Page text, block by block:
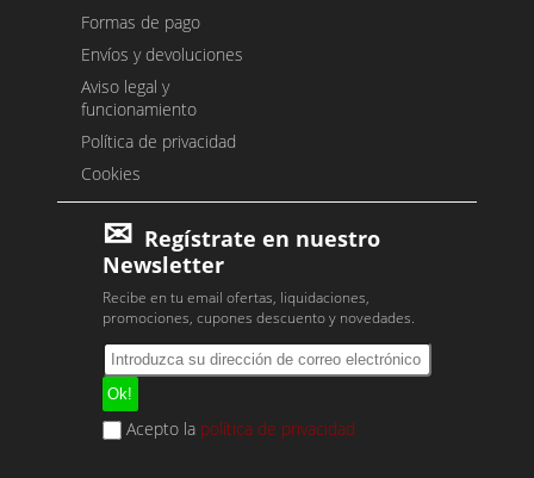
Formas de pago
Envíos y devoluciones
Aviso legal y
funcionamiento
Política de privacidad
Cookies
Regístrate en nuestro
Newsletter
Recibe en tu email ofertas, liquidaciones,
promociones, cupones descuento y novedades.
Acepto la política de privacidad